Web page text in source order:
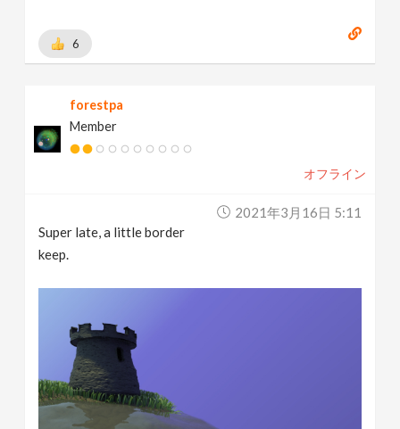
6
forestpa
Member
オフライン
2021年3月16日 5:11
Super late, a little border
keep.